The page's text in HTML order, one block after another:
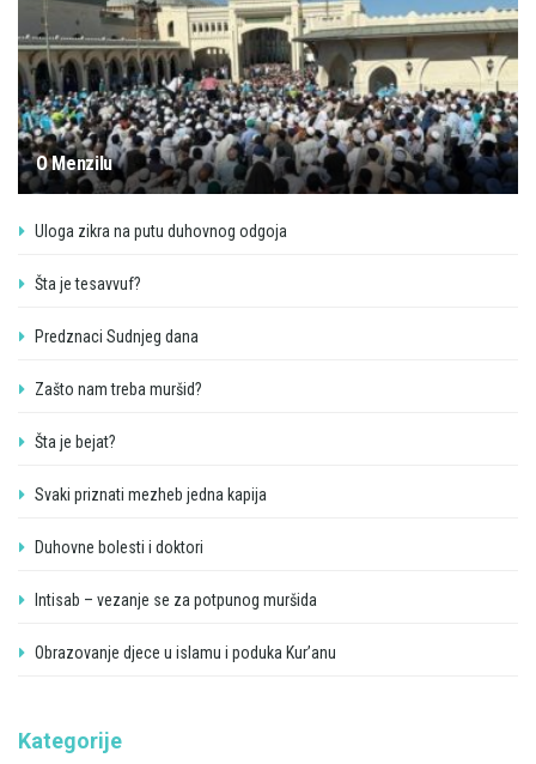
O Menzilu
Uloga zikra na putu duhovnog odgoja
Šta je tesavvuf?
Predznaci Sudnjeg dana
Zašto nam treba muršid?
Šta je bejat?
Svaki priznati mezheb jedna kapija
Duhovne bolesti i doktori
Intisab – vezanje se za potpunog muršida
Obrazovanje djece u islamu i poduka Kur’anu
Kategorije